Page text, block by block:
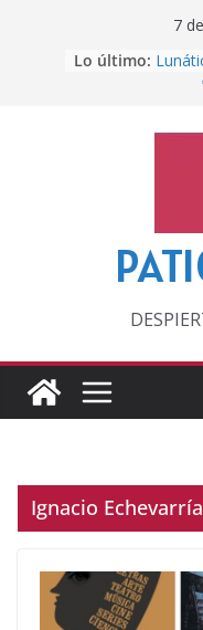
7
Lo último:
‘La
Otra
Ignacio Echevarría